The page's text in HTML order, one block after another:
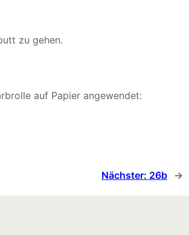
zu gehen.
auf Papier angewendet:
Nächster: 26b →